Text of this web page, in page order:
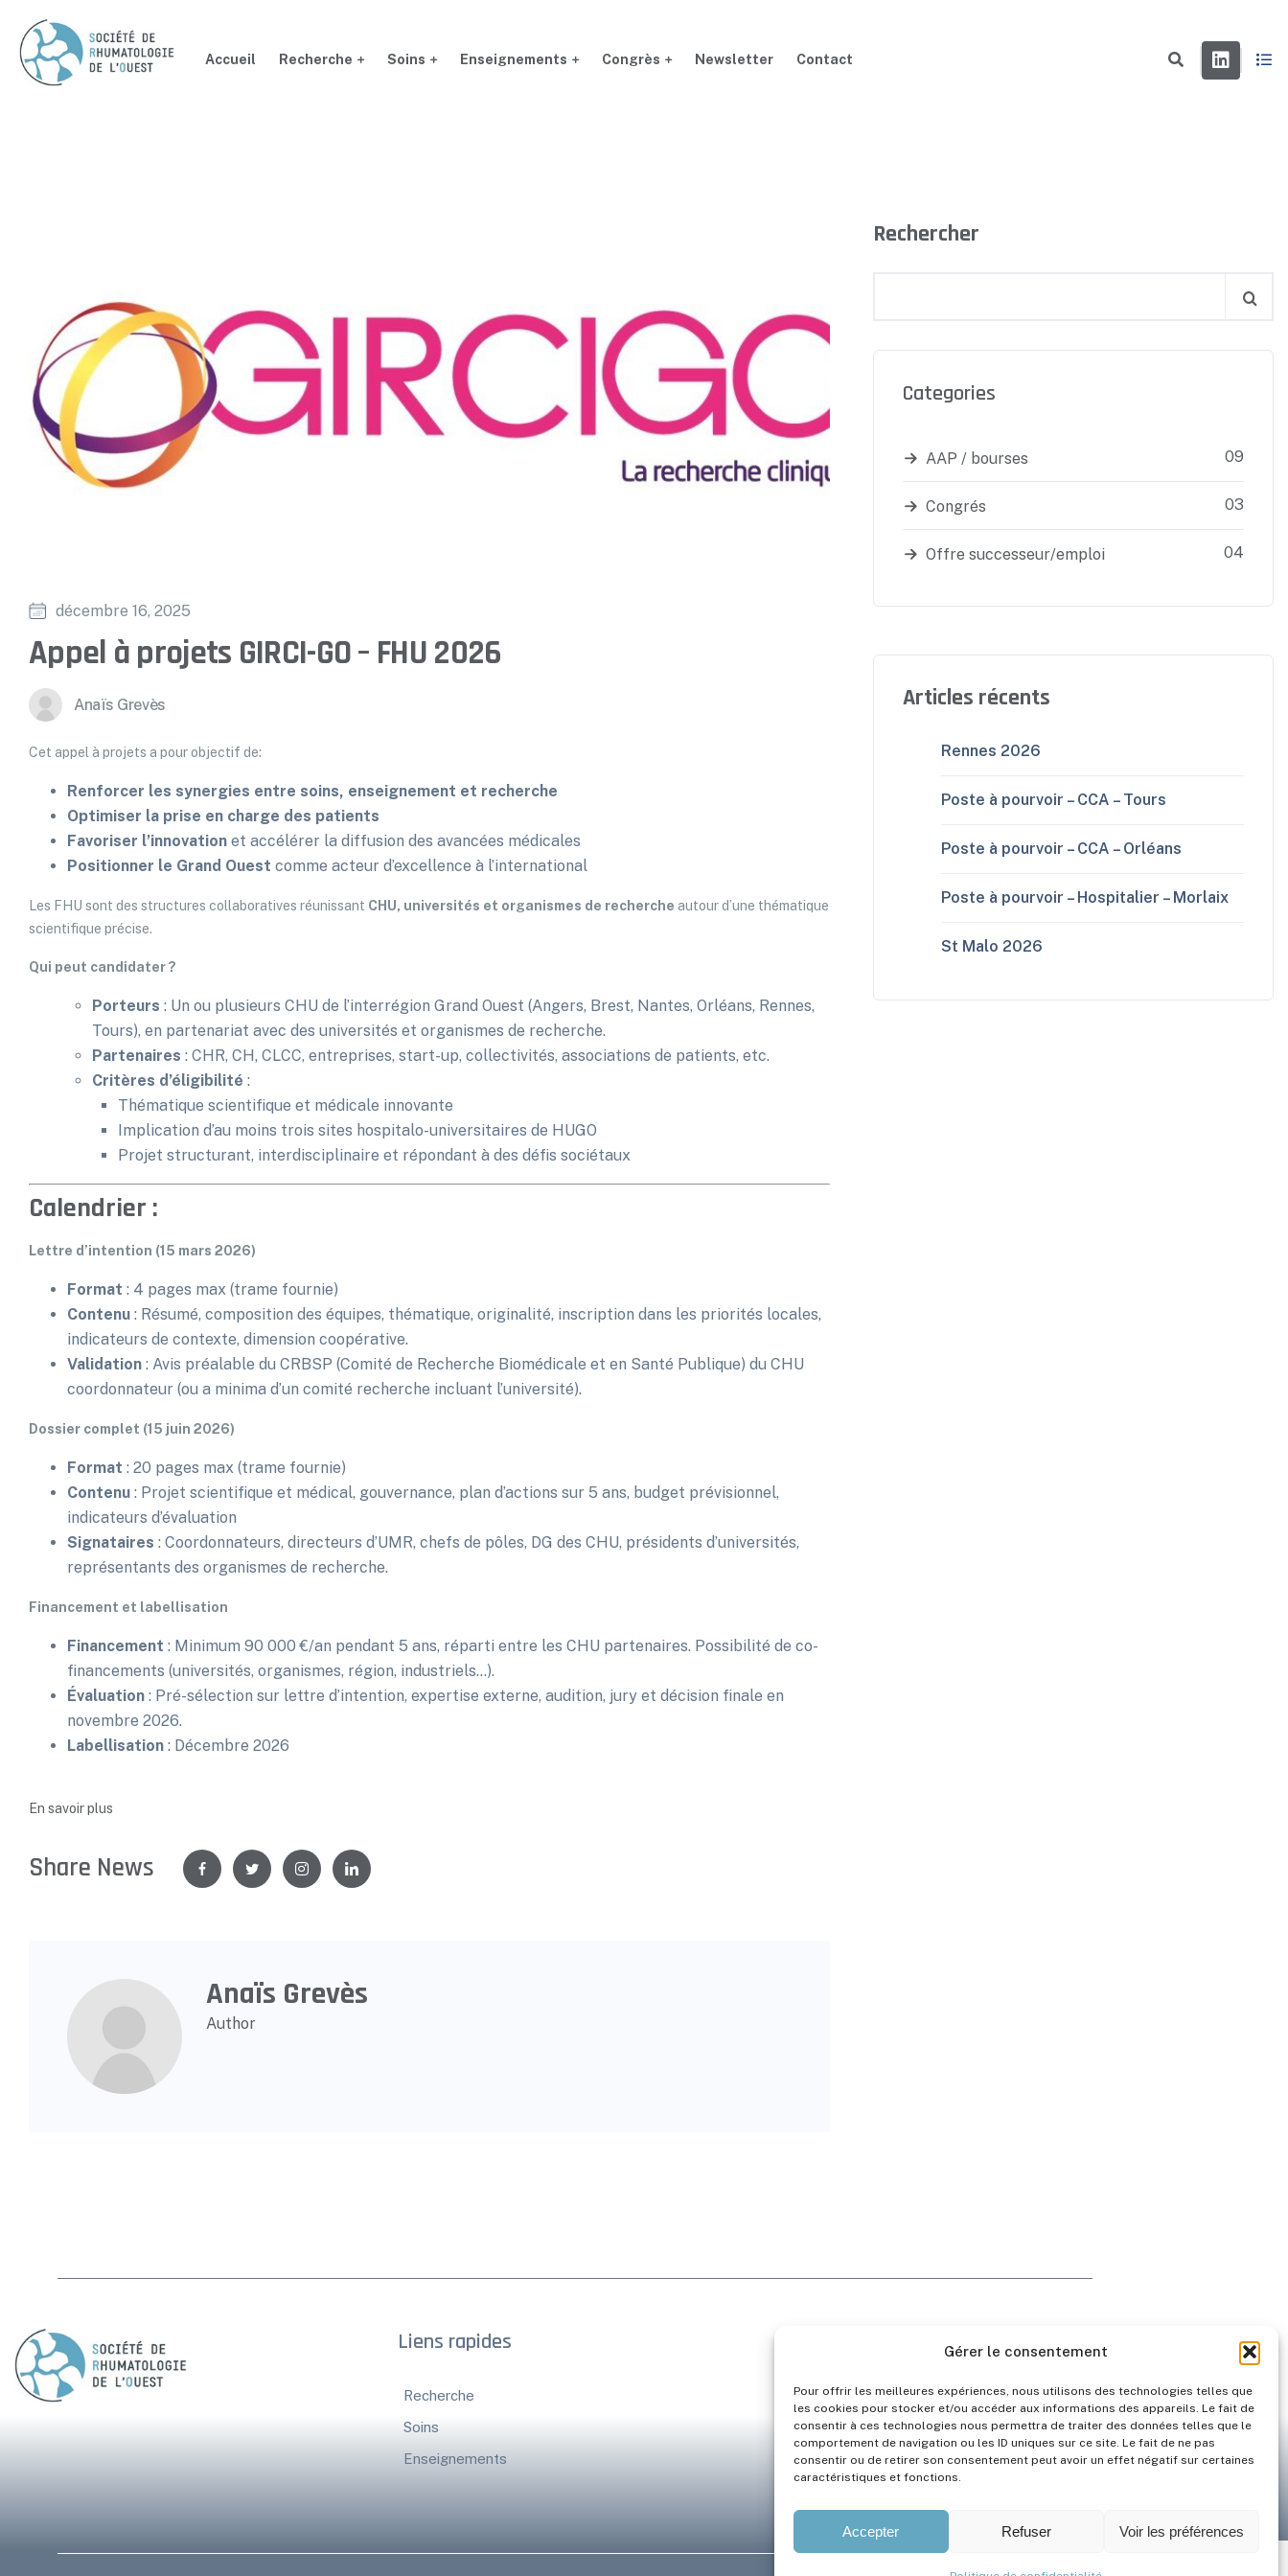
Gérer le consentement
Pour offrir les meilleures expériences, nous utilisons des technologies telles que
les cookies pour stocker et/ou accéder aux informations des appareils. Le fait de
consentir à ces technologies nous permettra de traiter des données telles que le
comportement de navigation ou les ID uniques sur ce site. Le fait de ne pas
consentir ou de retirer son consentement peut avoir un effet négatif sur certaines
caractéristiques et fonctions.
Accepter Refuser Voir les préférences
Accueil Recherche Soins Enseignements Congrès Newsletter Contact
décembre 16, 2025
Appel à projets GIRCI-GO – FHU 2026
Anaïs Grevès
Cet appel à projets a pour objectif de:
Renforcer les synergies entre soins, enseignement et recherche
Optimiser la prise en charge des patients
Favoriser l’innovation et accélérer la diffusion des avancées médicales
Positionner le Grand Ouest comme acteur d’excellence à l’international
Les FHU sont des structures collaboratives réunissant CHU, universités et organismes de recherche autour d’une thématique
scientifique précise.
Qui peut candidater ?
Porteurs : Un ou plusieurs CHU de l’interrégion Grand Ouest (Angers, Brest, Nantes, Orléans, Rennes,
Tours), en partenariat avec des universités et organismes de recherche.
Partenaires : CHR, CH, CLCC, entreprises, start-up, collectivités, associations de patients, etc.
Critères d’éligibilité :
Thématique scientifique et médicale innovante
Implication d’au moins trois sites hospitalo-universitaires de HUGO
Projet structurant, interdisciplinaire et répondant à des défis sociétaux
Calendrier :
Lettre d’intention (15 mars 2026)
Format : 4 pages max (trame fournie)
Contenu : Résumé, composition des équipes, thématique, originalité, inscription dans les priorités locales,
indicateurs de contexte, dimension coopérative.
Validation : Avis préalable du CRBSP (Comité de Recherche Biomédicale et en Santé Publique) du CHU
coordonnateur (ou a minima d’un comité recherche incluant l’université).
Dossier complet (15 juin 2026)
Format : 20 pages max (trame fournie)
Contenu : Projet scientifique et médical, gouvernance, plan d’actions sur 5 ans, budget prévisionnel,
indicateurs d’évaluation
Signataires : Coordonnateurs, directeurs d’UMR, chefs de pôles, DG des CHU, présidents d’universités,
représentants des organismes de recherche.
Financement et labellisation
Financement : Minimum 90 000 €/an pendant 5 ans, réparti entre les CHU partenaires. Possibilité de co-
financements (universités, organismes, région, industriels…).
Évaluation : Pré-sélection sur lettre d’intention, expertise externe, audition, jury et décision finale en
novembre 2026.
Labellisation : Décembre 2026
En savoir plus
Share News
Anaïs Grevès
Author
Rechercher
Categories
AAP / bourses 09
Congrés 03
Offre successeur/emploi 04
Articles récents
Rennes 2026
Poste à pourvoir – CCA – Tours
Poste à pourvoir – CCA – Orléans
Poste à pourvoir – Hospitalier – Morlaix
St Malo 2026
Liens rapides
Recherche
Soins
Enseignements
Contact